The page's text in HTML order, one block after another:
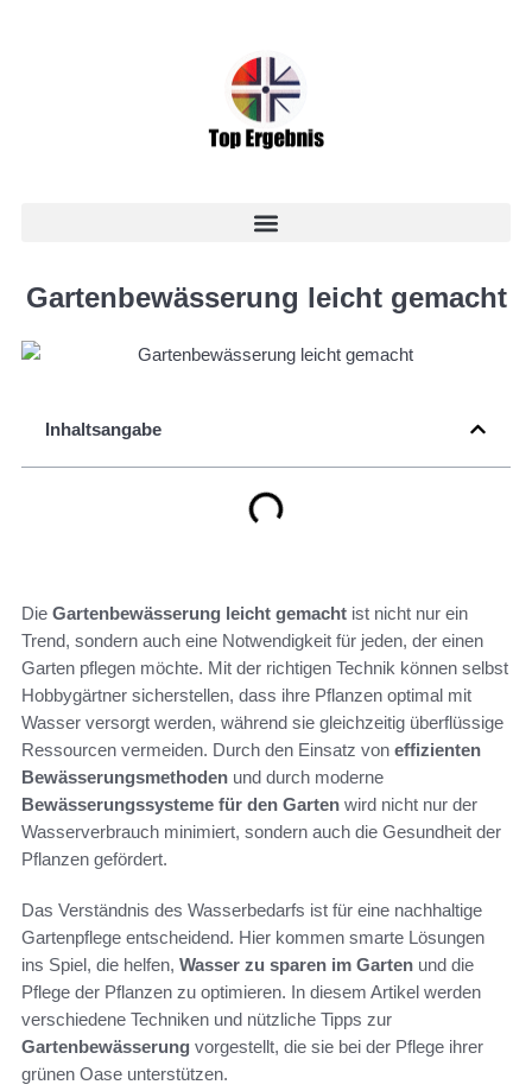
Gartenbewässerung leicht gemacht
Inhaltsangabe
Die Gartenbewässerung leicht gemacht ist nicht nur ein
Trend, sondern auch eine Notwendigkeit für jeden, der einen
Garten pflegen möchte. Mit der richtigen Technik können selbst
Hobbygärtner sicherstellen, dass ihre Pflanzen optimal mit
Wasser versorgt werden, während sie gleichzeitig überflüssige
Ressourcen vermeiden. Durch den Einsatz von effizienten
Bewässerungsmethoden und durch moderne
Bewässerungssysteme für den Garten wird nicht nur der
Wasserverbrauch minimiert, sondern auch die Gesundheit der
Pflanzen gefördert.
Das Verständnis des Wasserbedarfs ist für eine nachhaltige
Gartenpflege entscheidend. Hier kommen smarte Lösungen
ins Spiel, die helfen, Wasser zu sparen im Garten und die
Pflege der Pflanzen zu optimieren. In diesem Artikel werden
verschiedene Techniken und nützliche Tipps zur
Gartenbewässerung vorgestellt, die sie bei der Pflege ihrer
grünen Oase unterstützen.